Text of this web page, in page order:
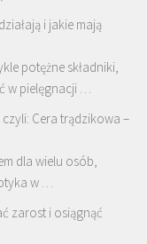
i jakie mają
potężne składniki,
w pielęgnacji …
Cera trądzikowa –
dla wielu osób,
w …
zarost i osiągnąć